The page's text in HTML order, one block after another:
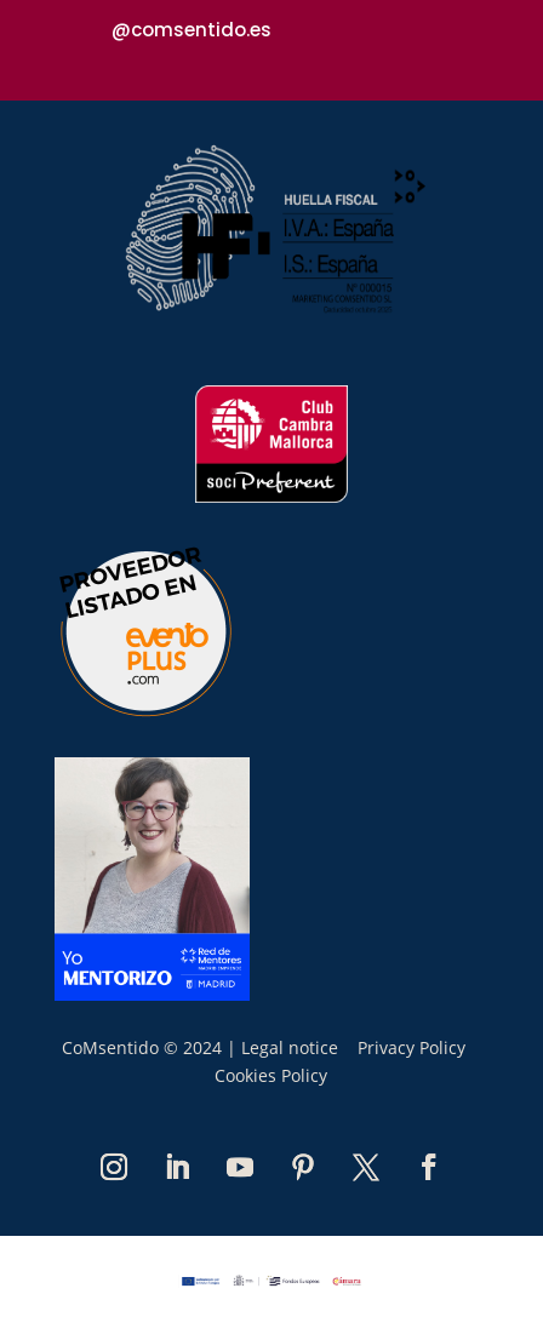
@comsentido.es
CoMsentido © 2024 | Legal notice
Privacy Policy
Cookies Policy